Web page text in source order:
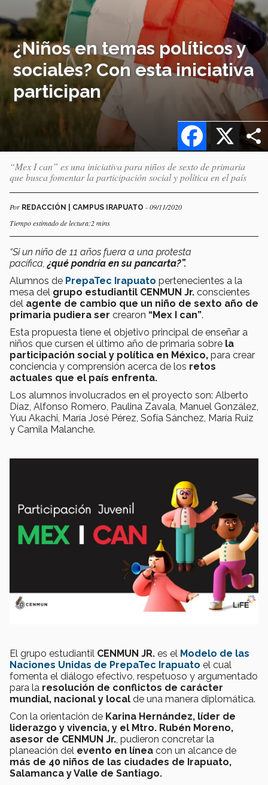
¿Niños en temas políticos y
sociales? Con esta iniciativa
participan
X
Facebook
“Mex I can” es una iniciativa para niños de sexto de primaria
que busca fomentar la participación social y política en el país
Por REDACCIÓN | CAMPUS IRAPUATO - 09/11/2020
Tiempo estimado de lectura:2 mins
“Si un niño de 11 años fuera a una protesta
pacífica, ¿qué pondría en su pancarta?”.
Alumnos de PrepaTec Irapuato pertenecientes a la
mesa del grupo estudiantil CENMUN Jr. conscientes
del agente de cambio que un niño de sexto año de
primaria pudiera ser crearon “Mex I can”.
Esta propuesta tiene el objetivo principal de enseñar a
niños que cursen el último año de primaria sobre la
participación social y política en México, para crear
conciencia y comprensión acerca de los retos
actuales que el país enfrenta.
Los alumnos involucrados en el proyecto son: Alberto
Díaz, Alfonso Romero, Paulina Zavala, Manuel González,
Yuu Akachi, María José Pérez, Sofía Sánchez, María Ruiz
y Camila Malanche.
El grupo estudiantil CENMUN JR. es el Modelo de las
Naciones Unidas de PrepaTec Irapuato el cual
fomenta el diálogo efectivo, respetuoso y argumentado
para la resolución de conflictos de carácter
mundial, nacional y local de una manera diplomática.
Con la orientación de Karina Hernández, líder de
liderazgo y vivencia, y el Mtro. Rubén Moreno,
asesor de CENMUN Jr., pudieron concretar la
planeación del evento en línea con un alcance de
más de 40 niños de las ciudades de Irapuato,
Salamanca y Valle de Santiago.